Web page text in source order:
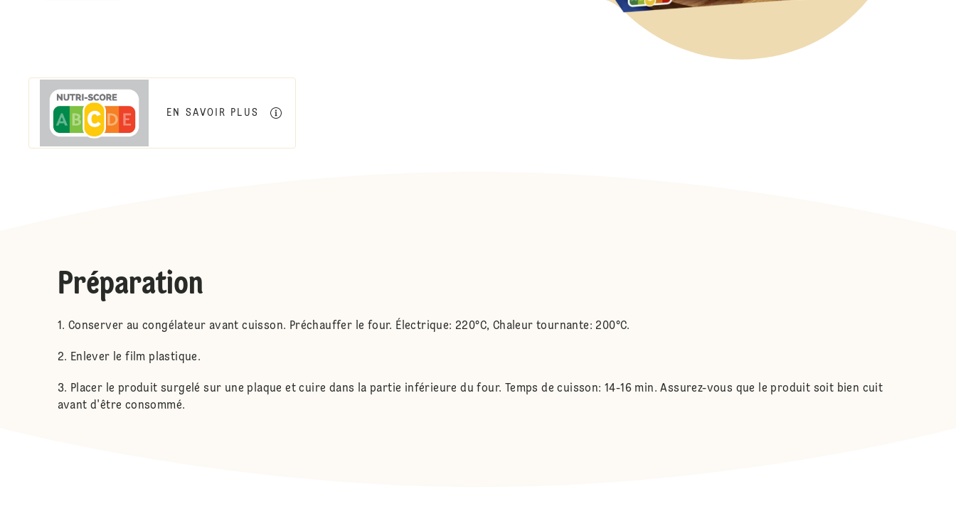
EN SAVOIR PLUS
Préparation
Conserver au congélateur avant cuisson. Préchauffer le four. Électrique: 220°C, Chaleur tournante: 200°C.
Enlever le film plastique.
Placer le produit surgelé sur une plaque et cuire dans la partie inférieure du four. Temps de cuisson: 14-16 min. Assurez-vous que le produit soit bien cuit
avant d'être consommé.